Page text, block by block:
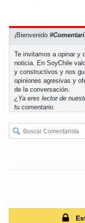
soychiloé
¡Bienvenido
Te invitamos a opinar y
noticia. En SoyChile
y constructivos y nos
opiniones agresivas y
de la conversación.
¿Ya eres lector de
tu comentario.